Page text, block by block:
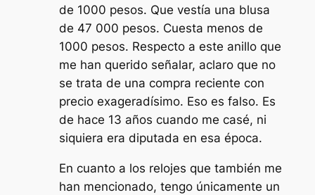
de 1000 pesos. Que vestía una blusa
de 47 000 pesos. Cuesta menos de
1000 pesos. Respecto a este anillo que
me han querido señalar, aclaro que no
se trata de una compra reciente con
precio exageradísimo. Eso es falso. Es
de hace 13 años cuando me casé, ni
siquiera era diputada en esa época.
En cuanto a los relojes que también me
han mencionado, tengo únicamente un